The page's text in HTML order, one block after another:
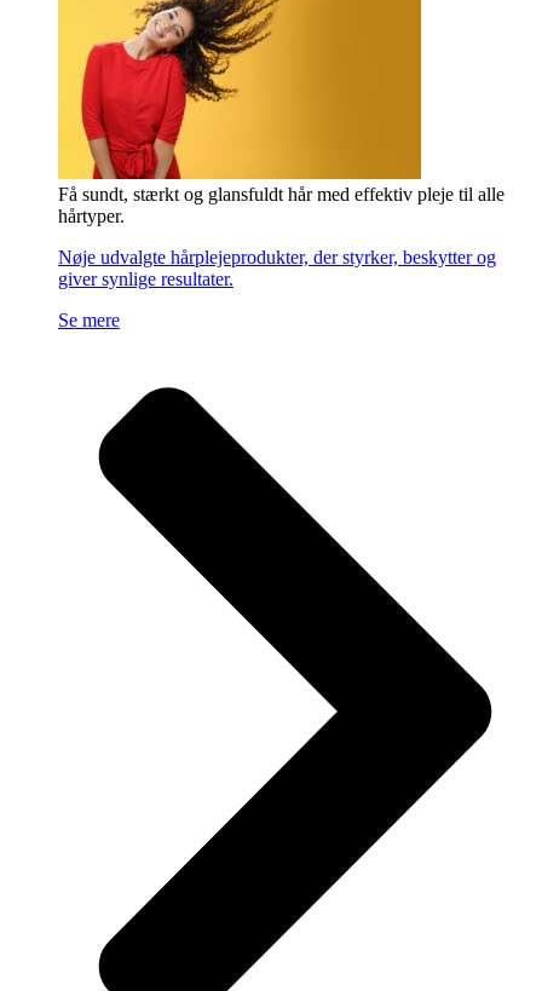
Få sundt, stærkt og glansfuldt hår med effektiv pleje til alle
hårtyper.
Nøje udvalgte hårplejeprodukter, der styrker, beskytter og
giver synlige resultater.
Se mere